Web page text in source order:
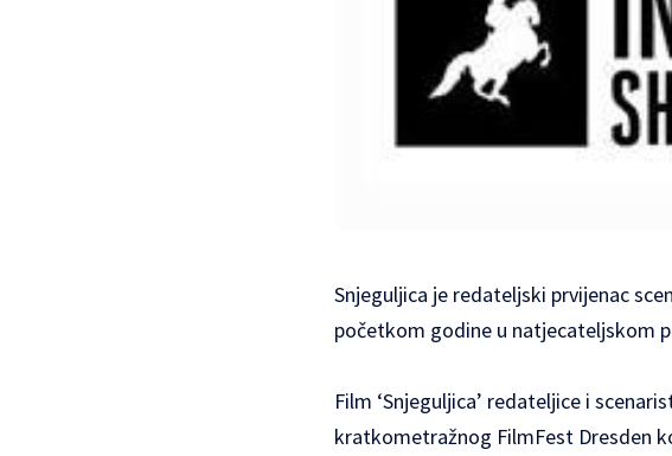
Snjeguljica je redateljski prvijenac
početkom godine u natjecateljskom
Film ‘Snjeguljica’ redateljice i
kratkometražnog FilmFest Dresden